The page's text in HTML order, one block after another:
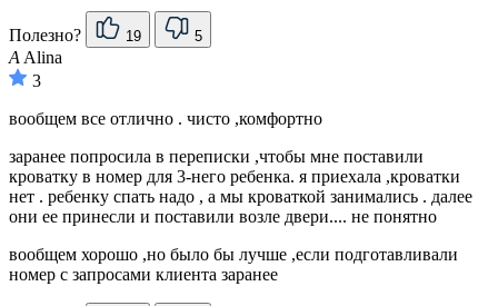
Полезно? 19 5
A Alina
3
вообщем все отлично . чисто ,комфортно
заранее попросила в переписки ,чтобы мне поставили
кроватку в номер для 3-него ребенка. я приехала ,кроватки
нет . ребенку спать надо , а мы кроваткой занимались . далее
они ее принесли и поставили возле двери.... не понятно
вообщем хорошо ,но было бы лучше ,если подготавливали
номер с запросами клиента заранее